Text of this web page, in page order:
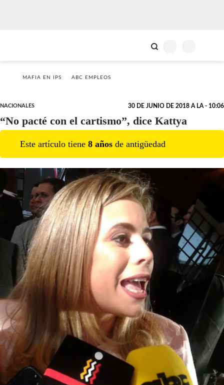
MAFIA EN IPS ABC EMPLEOS
NACIONALES 30 DE JUNIO DE 2018 A LA - 10:06
“No pacté con el cartismo”, dice Kattya
Este artículo tiene 8 años de antigüedad